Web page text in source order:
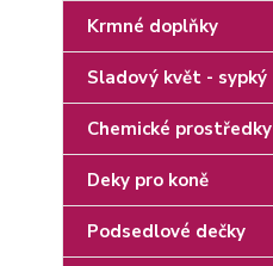
Krmné doplňky
Sladový květ - sypký
Chemické prostředky
Deky pro koně
Podsedlové dečky